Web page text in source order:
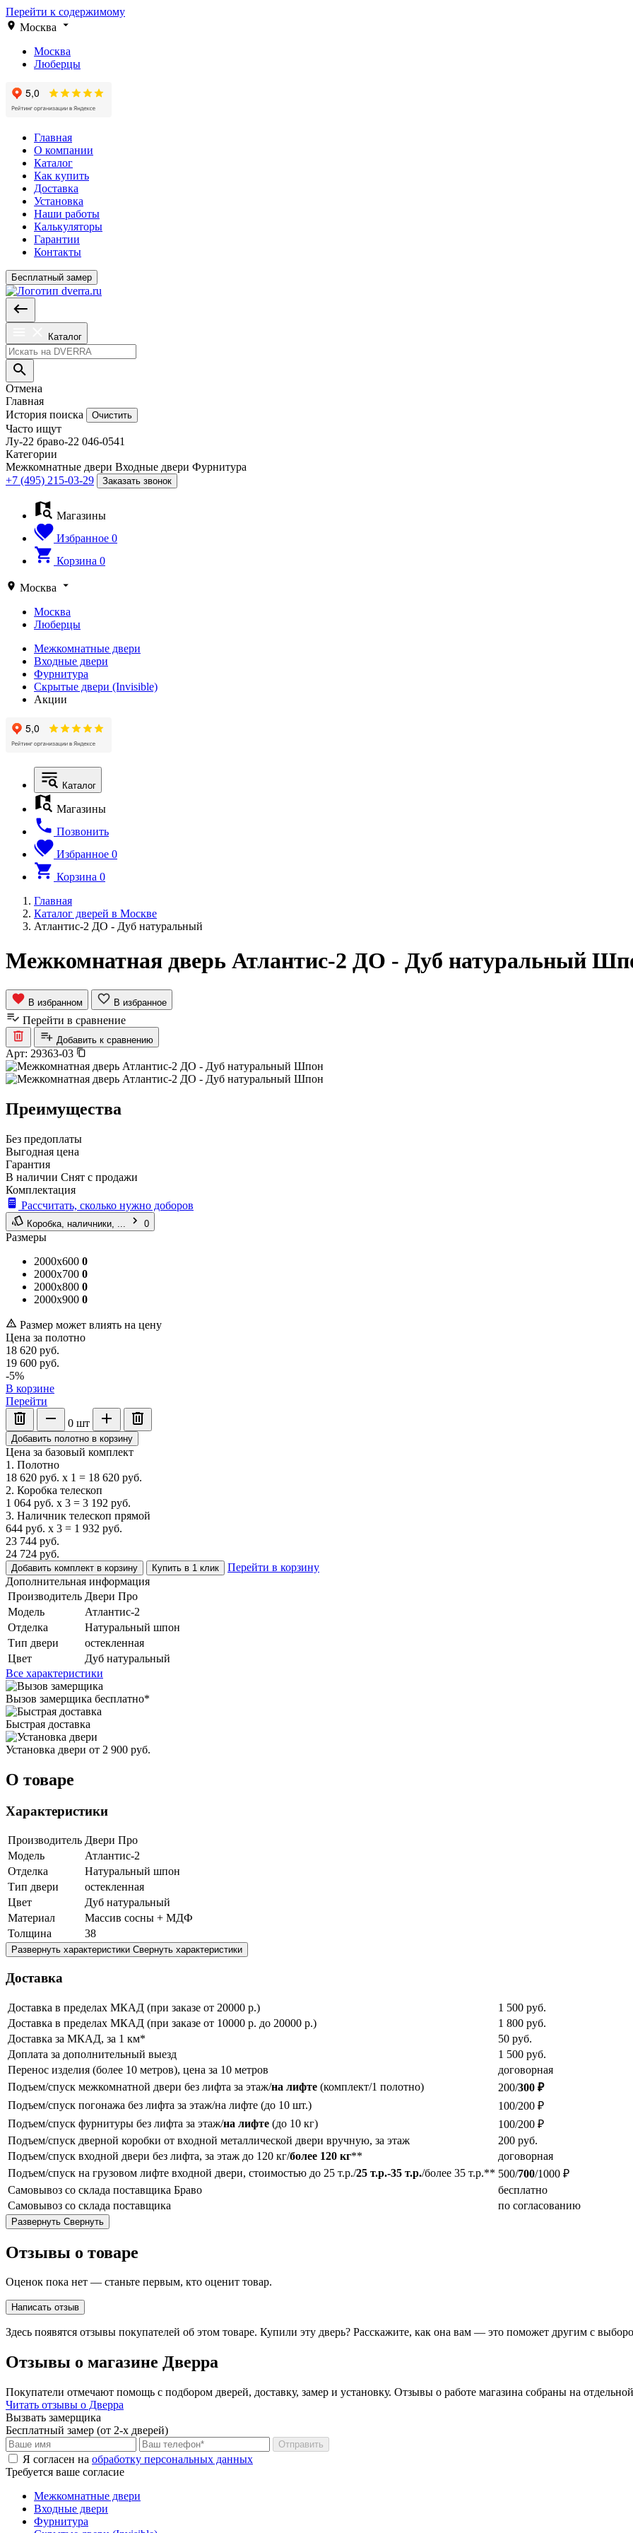
Перейти к содержимому
Москва
Москва
Люберцы
Главная
О компании
Каталог
Как купить
Доставка
Установка
Наши работы
Калькуляторы
Гарантии
Контакты
Бесплатный замер
Каталог
Отмена
Главная
История поиска
Очистить
Часто ищут
Лу-22 браво-22 046-0541
Категории
Межкомнатные двери Входные двери Фурнитура
+7 (495) 215-03-29
Заказать звонок
Магазины
Избранное 0
Корзина 0
Москва
Москва
Люберцы
Межкомнатные двери
Входные двери
Фурнитура
Скрытые двери (Invisible)
Акции
Каталог
Магазины
Позвонить
Избранное 0
Корзина 0
Главная
Каталог дверей в Москве
Атлантис-2 ДО - Дуб натуральный
Межкомнатная дверь Атлантис-2 ДО - Дуб натуральный
В избранном В избранное
Перейти в сравнение
Добавить к сравнению
Арт: 29363-03
Преимущества
Без предоплаты
Выгодная цена
Гарантия
В наличии Снят с продажи
Комплектация
Рассчитать, сколько нужно доборов
Коробка, наличники, ... 0
Размеры
2000x600 0
2000x700 0
2000x800 0
2000x900 0
Размер может влиять на цену
Цена за полотно
18 620 руб.
19 600 руб.
-5%
В корзине
Перейти
0 шт
Добавить полотно в корзину
Цена за базовый комплект
1. Полотно
18 620 руб. x 1 = 18 620 руб.
2. Коробка телескоп
1 064 руб. x 3 = 3 192 руб.
3. Наличник телескоп прямой
644 руб. x 3 = 1 932 руб.
23 744 руб.
24 724 руб.
Добавить комплект в корзину Купить в 1 клик
Перейти в корзину
Дополнительная информация
Производитель Двери Про
Модель
Атлантис-2
Отделка
Натуральный шпон
Тип двери
остекленная
Цвет
Дуб натуральный
Все характеристики
Вызов замерщика бесплатно*
Быстрая доставка
Установка двери от 2 900 руб.
О товаре
Характеристики
Производитель Двери Про
Модель
Атлантис-2
Отделка
Натуральный шпон
Тип двери
остекленная
Цвет
Дуб натуральный
Материал
Массив сосны + МДФ
Толщина
38
Развернуть характеристики Свернуть характеристики
Доставка
Доставка в пределах МКАД (при заказе от 20000 р.) 1 500 руб.
Доставка в пределах МКАД (при заказе от 10000 р. до 20000 р.)
1 800 руб.
Доставка за МКАД, за 1 км*
50 руб.
Доплата за дополнительный выезд
1 500 руб.
Перенос изделия (более 10 метров), цена за 10 метров
договорная
Подъем/спуск межкомнатной двери без лифта за этаж/на лифте (комплект/1 полотно) 200/300 ₽
Подъем/спуск погонажа без лифта за этаж/на лифте (до 10 шт.)
100/200 ₽
Подъем/спуск фурнитуры без лифта за этаж/на лифте (до 10 кг)
100/200 ₽
Подъем/спуск дверной коробки от входной металлической двери вручную, за этаж
200 руб.
Подъем/спуск входной двери без лифта, за этаж до 120 кг/более 120 кг**
договорная
Подъем/спуск на грузовом лифте входной двери, стоимостью до 25 т.р./25 т.р.-35 т.р./более 35 т.р.** 500/700/1000 ₽
Самовывоз со склада поставщика Браво
бесплатно
Самовывоз со склада поставщика
по согласованию
Развернуть Свернуть
Отзывы о товаре
Оценок пока нет — станьте первым, кто оценит товар.
Написать отзыв
Здесь появятся отзывы покупателей об этом товаре. Купили эту дверь? Расскажите, как она вам — это поможет другим с
Отзывы о магазине Дверра
Покупатели отмечают помощь с подбором дверей, доставку, замер и установку. Отзывы о работе магазина собраны на
Читать отзывы о Дверра
Вызвать замерщика
Бесплатный замер (от 2-х дверей)
Отправить
Я согласен на обработку персональных данных
Требуется ваше согласие
Межкомнатные двери
Входные двери
Фурнитура